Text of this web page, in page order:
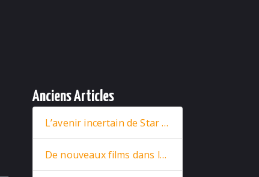
Anciens Articles
L’avenir incertain de Star Wars : entre nouveaux films et retour stratégique de Rey
De nouveaux films dans la base